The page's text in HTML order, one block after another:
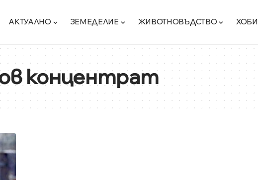
АКТУАЛНО ЗЕМЕДЕЛИЕ ЖИВОТНОВЪДСТВО ХОБИ
концентрат